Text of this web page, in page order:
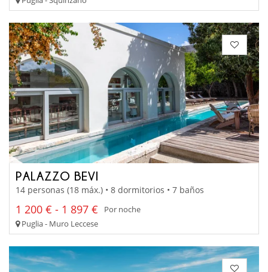
PALAZZO BEVI
14 personas (18 máx.) • 8 dormitorios • 7 baños
1 200 € - 1 897 €
Por noche
Puglia - Muro Leccese